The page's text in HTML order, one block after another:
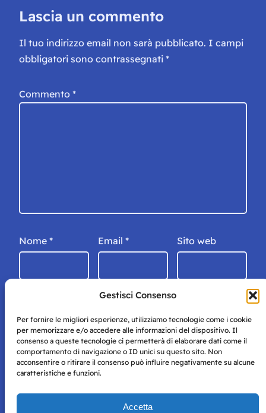
Gestisci Consenso
Per fornire le migliori esperienze, utilizziamo tecnologie come i cookie
per memorizzare e/o accedere alle informazioni del dispositivo. Il
consenso a queste tecnologie ci permetterà di elaborare dati come il
comportamento di navigazione o ID unici su questo sito. Non
acconsentire o ritirare il consenso può influire negativamente su alcune
caratteristiche e funzioni.
Accetta
Lascia un commento
Il tuo indirizzo email non sarà pubblicato. I campi
obbligatori sono contrassegnati *
Commento *
Nome * Email * Sito web
Storie di Napoli è una testata registrata presso il tribunale di